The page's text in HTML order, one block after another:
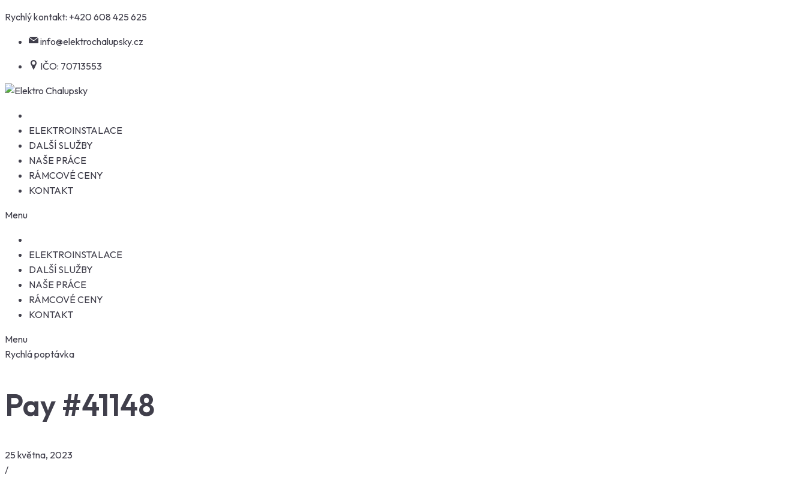
Skip
content
Rychlý kontakt: +420 608 425 625
info@elektrochalupsky.cz
IČO: 70713553
ELEKTROINSTALACE
DALŠÍ SLUŽBY
NAŠE PRÁCE
RÁMCOVÉ CENY
KONTAKT
Menu
ELEKTROINSTALACE
DALŠÍ SLUŽBY
NAŠE PRÁCE
RÁMCOVÉ CENY
KONTAKT
Menu
Rychlá poptávka
Pay #41148
25 května, 2023
/